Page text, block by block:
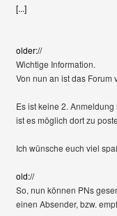
[...]
older://
Wichtige Information.
Von nun an ist das Forum
Es ist keine 2.
ist es möglich dort zu
Ich wünsche euch viel
old://
So, nun können PNs
einen Absender, bzw.